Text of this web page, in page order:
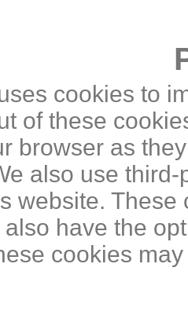
cookies to
of these
browser as
also use
website.
also have the
cookies